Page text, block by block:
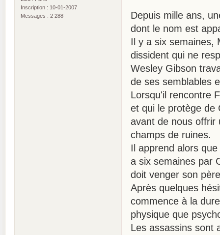
Inscription : 10-01-2007
Messages : 2 288
Depuis mille ans,
dont le nom est
Il y a six semaines,
dissident qui ne
Wesley Gibson
de ses semblables
Lorsqu'il rencontre
et qui le protège de
avant de nous offrir
champs de ruines.
Il apprend alors
a six semaines par
doit venger son
Après quelques
commence à la
physique que
Les assassins sont